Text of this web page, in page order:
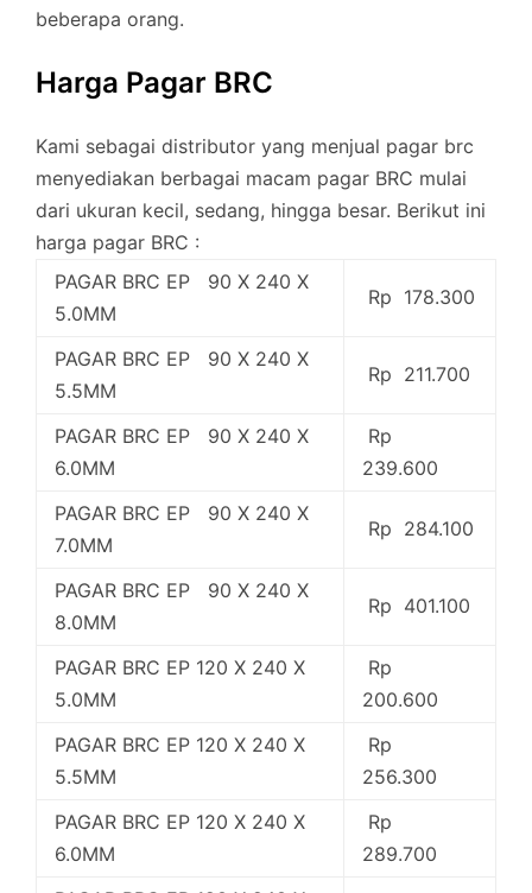
beberapa orang.
Harga Pagar BRC
Kami sebagai distributor yang menjual pagar brc
menyediakan berbagai macam pagar BRC mulai
dari ukuran kecil, sedang, hingga besar. Berikut ini
harga pagar BRC :
PAGAR BRC EP 90 X 240 X
5.0MM
Rp 178.300
PAGAR BRC EP 90 X 240 X
5.5MM
Rp 211.700
PAGAR BRC EP 90 X 240 X
6.0MM
Rp
239.600
PAGAR BRC EP 90 X 240 X
7.0MM
Rp 284.100
PAGAR BRC EP 90 X 240 X
8.0MM
Rp 401.100
PAGAR BRC EP 120 X 240 X
5.0MM
Rp
200.600
PAGAR BRC EP 120 X 240 X
5.5MM
Rp
256.300
PAGAR BRC EP 120 X 240 X
6.0MM
Rp
289.700